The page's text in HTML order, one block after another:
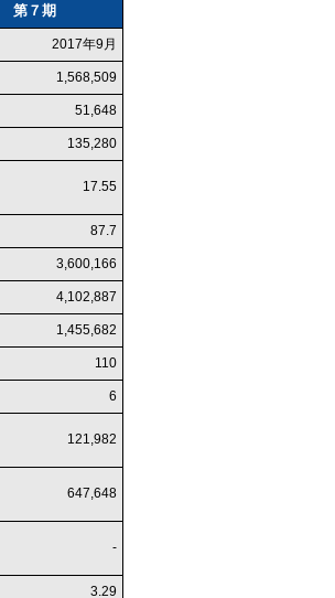
第７期
2017年9月
1,568,509
51,648
135,280
17.55
87.7
3,600,166
4,102,887
1,455,682
110
6
121,982
647,648
-
3.29